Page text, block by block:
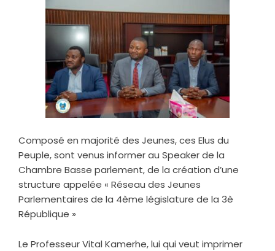
Composé en majorité des Jeunes, ces Elus du
Peuple, sont venus informer au Speaker de la
Chambre Basse parlement, de la création d’une
structure appelée « Réseau des Jeunes
Parlementaires de la 4ème législature de la 3è
République »
Le Professeur Vital Kamerhe, lui qui veut imprimer